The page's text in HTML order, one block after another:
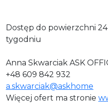
Dostęp do powierzchni
tygodniu
Anna Skwarciak ASK
+48 609 842 932
a.skwarciak@askhome
Więcej ofert ma stronie